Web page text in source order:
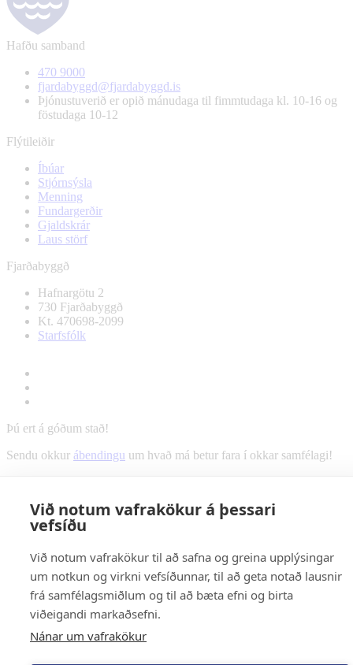
Við notum vafrakökur á þessari
vefsíðu
Við notum vafrakökur til að safna og greina upplýsingar
um notkun og virkni vefsíðunnar, til að geta notað lausnir
frá samfélagsmiðlum og til að bæta efni og birta
viðeigandi markaðsefni.
Nánar um vafrakökur
Hafðu samband
470 9000
fjardabyggd@fjardabyggd.is
Þjónustuverið er opið mánudaga til fimmtudaga kl. 10-16 og
föstudaga 10-12
Flýtileiðir
Íbúar
Stjórnsýsla
Menning
Fundargerðir
Gjaldskrár
Laus störf
Fjarðabyggð
Hafnargötu 2
730 Fjarðabyggð
Kt. 470698-2099
Starfsfólk
Þú ert á góðum stað!
Sendu okkur ábendingu um hvað má betur fara í okkar samfélagi!